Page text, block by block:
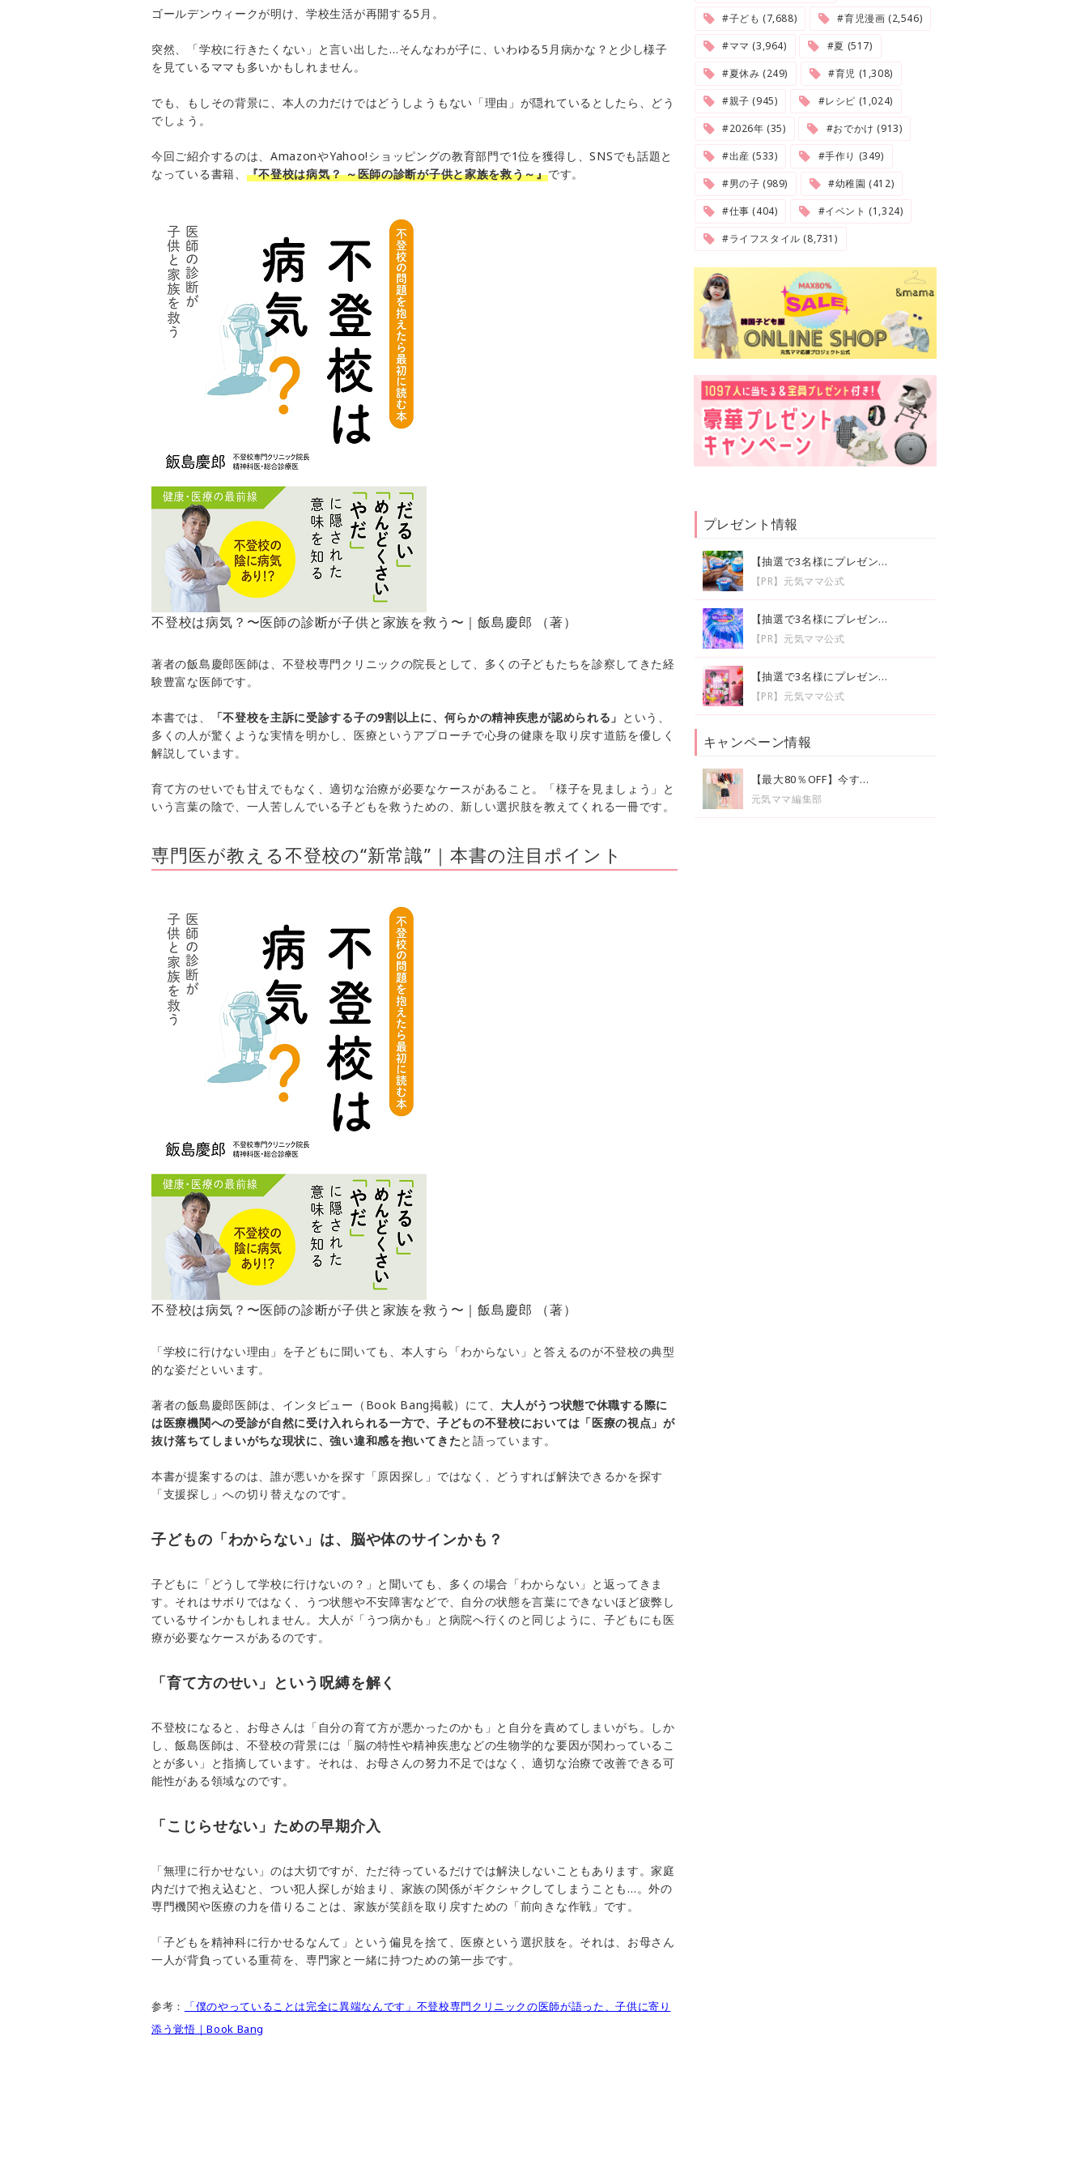
ゴールデンウィークが明け、学校生活が再開する5月。
突然、「学校に行きたくない」と言い出した…そんなわが子に、いわゆる5月病かな？と少し様子
を見ているママも多いかもしれません。
でも、もしその背景に、本人の力だけではどうしようもない「理由」が隠れているとしたら、どう
でしょう。
今回ご紹介するのは、AmazonやYahoo!ショッピングの教育部門で1位を獲得し、SNSでも話題と
なっている書籍、 『不登校は病気？ ～医師の診断が子供と家族を救う～』です。
不登校は病気？〜医師の診断が子供と家族を救う〜｜飯島慶郎 （著）
著者の飯島慶郎医師は、不登校専門クリニックの院長として、多くの子どもたちを診察してきた経
験豊富な医師です。
本書では、 「不登校を主訴に受診する子の9割以上に、何らかの精神疾患が認められる」 という、
多くの人が驚くような実情を明かし、医療というアプローチで心身の健康を取り戻す道筋を優しく
解説しています。
育て方のせいでも甘えでもなく、適切な治療が必要なケースがあること。「様子を見ましょう」と
いう言葉の陰で、一人苦しんでいる子どもを救うための、新しい選択肢を教えてくれる一冊です。
専門医が教える不登校の“新常識”｜本書の注目ポイント
不登校は病気？〜医師の診断が子供と家族を救う〜｜飯島慶郎 （著）
「学校に行けない理由」を子どもに聞いても、本人すら「わからない」と答えるのが不登校の典型
的な姿だといいます。
著者の飯島慶郎医師は、インタビュー（Book Bang掲載）にて、 大人がうつ状態で休職する際に
は医療機関への受診が自然に受け入れられる一方で、子どもの不登校においては「医療の視点」が
抜け落ちてしまいがちな現状に、強い違和感を抱いてきたと語っています。
本書が提案するのは、誰が悪いかを探す「原因探し」ではなく、どうすれば解決できるかを探す
「支援探し」への切り替えなのです。
子どもの「わからない」は、脳や体のサインかも？
子どもに「どうして学校に行けないの？」と聞いても、多くの場合「わからない」と返ってきま
す。それはサボりではなく、うつ状態や不安障害などで、自分の状態を言葉にできないほど疲弊し
ているサインかもしれません。大人が「うつ病かも」と病院へ行くのと同じように、子どもにも医
療が必要なケースがあるのです。
「育て方のせい」という呪縛を解く
不登校になると、お母さんは「自分の育て方が悪かったのかも」と自分を責めてしまいがち。しか
し、飯島医師は、不登校の背景には「脳の特性や精神疾患などの生物学的な要因が関わっているこ
とが多い」と指摘しています。それは、お母さんの努力不足ではなく、適切な治療で改善できる可
能性がある領域なのです。
「こじらせない」ための早期介入
「無理に行かせない」のは大切ですが、ただ待っているだけでは解決しないこともあります。家庭
内だけで抱え込むと、つい犯人探しが始まり、家族の関係がギクシャクしてしまうことも…。外の
専門機関や医療の力を借りることは、家族が笑顔を取り戻すための「前向きな作戦」です。
「子どもを精神科に行かせるなんて」という偏見を捨て、医療という選択肢を。それは、お母さん
一人が背負っている重荷を、専門家と一緒に持つための第一歩です。
参考：
「僕のやっていることは完全に異端なんです」不登校専門クリニックの医師が語った、子供に寄り
添う覚悟｜Book Bang
#子ども (7,688)
#育児漫画 (2,546)
#ママ (3,964)
#夏 (517)
#夏休み (249)
#育児 (1,308)
#親子 (945)
#レシピ (1,024)
#2026年 (35)
#おでかけ (913)
#出産 (533)
#手作り (349)
#男の子 (989)
#幼稚園 (412)
#仕事 (404)
#イベント (1,324)
#ライフスタイル (8,731)
プレゼント情報
【抽選で3名様にプレゼン...
【PR】元気ママ公式
【抽選で3名様にプレゼン...
【PR】元気ママ公式
【抽選で3名様にプレゼン...
【PR】元気ママ公式
キャンペーン情報
【最大80％OFF】今す...
元気ママ編集部